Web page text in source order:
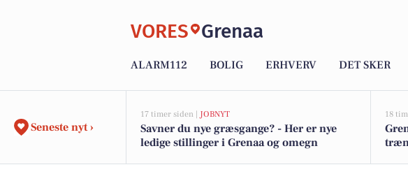
VORES Grenaa
ALARM112 BOLIG ERHVERV DET SKER
Seneste nyt ›
17 timer siden | JOBNYT
Savner du nye græsgange? - Her er nye
ledige stillinger i Grenaa og omegn
18